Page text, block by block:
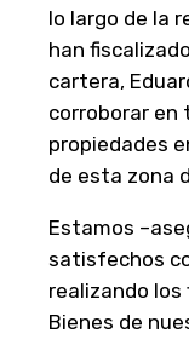
lo largo de la
han
cartera,
corroborar en
propiedades
de esta zona
Estamos
satisfechos
realizando los
Bienes de